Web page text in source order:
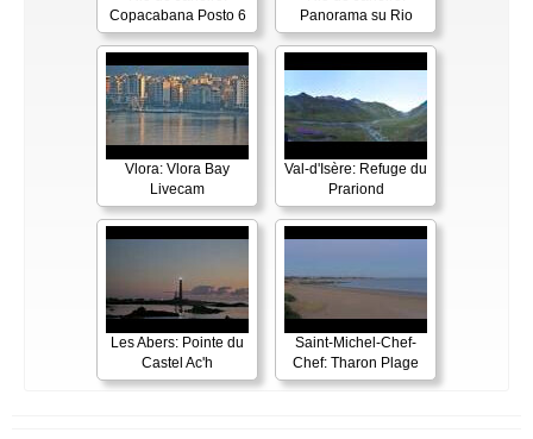
Copacabana Posto 6
Panorama su Rio
Vlora: Vlora Bay
Livecam
Val-d'Isère: Refuge du
Prariond
Les Abers: Pointe du
Castel Ac'h
Saint-Michel-Chef-
Chef: Tharon Plage